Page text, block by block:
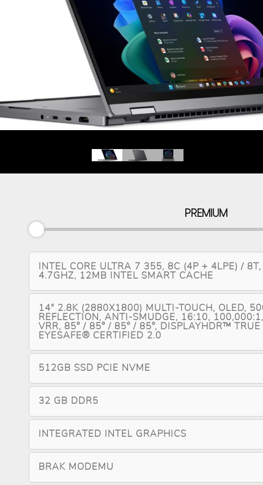
PREMIUM
INTEL CORE ULTRA 7 355, 8C (4P + 4LPE) /
4.7GHZ, 12MB INTEL SMART CACHE
14" 2.8K (2880X1800) MULTI-TOUCH, OLED,
REFLECTION, ANTI-SMUDGE, 16:10,
VRR, 85° / 85° / 85° / 85°, DISPLAYHDR™
EYESAFE® CERTIFIED 2.0
512GB SSD PCIE NVME
32 GB DDR5
INTEGRATED INTEL GRAPHICS
BRAK MODEMU